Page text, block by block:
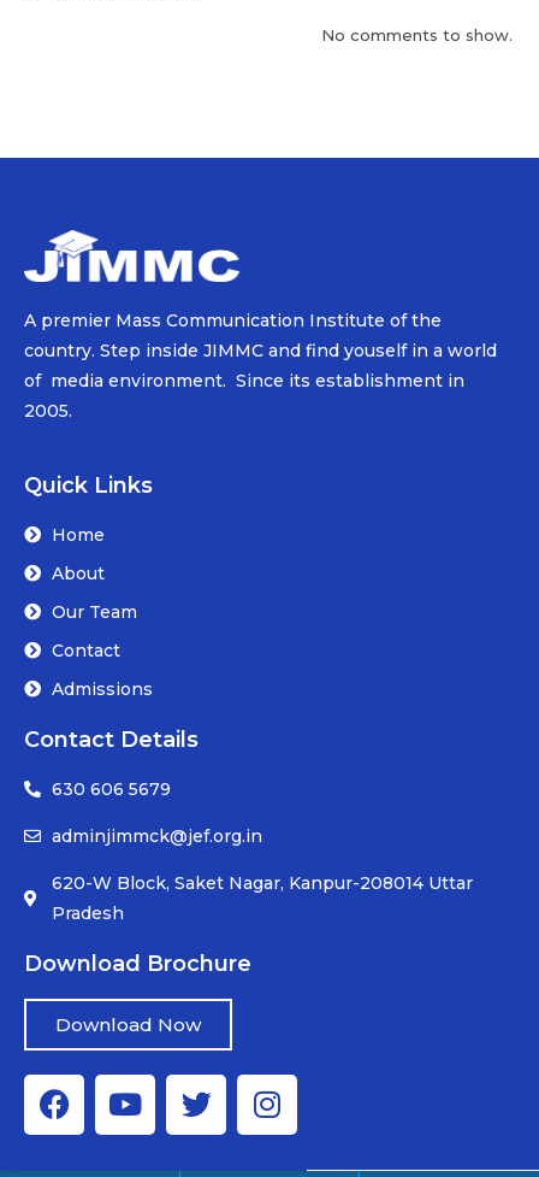
No comments to show.
A premier Mass Communication Institute of the
country. Step inside JIMMC and find youself in a world
of media environment. Since its establishment in
2005.
Quick Links
Home
About
Our Team
Contact
Admissions
Contact Details
630 606 5679
adminjimmck@jef.org.in
620-W Block, Saket Nagar, Kanpur-208014 Uttar
Pradesh
Download Brochure
Download Now